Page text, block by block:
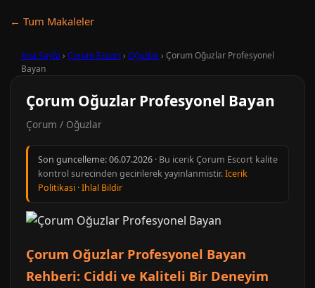
← Tum Makaleler
Ana Sayfa › Çorum Escort› Oğuzlar› Çorum Oğuzlar Profesyonel
Bayan
Çorum Oğuzlar Profesyonel Bayan
Çorum / Oğuzlar
Son guncelleme:06.07.2026 · Bu icerik Çorum Escort kalite
kontrol surecinden gecirilerek yayinlanmistir.Icerik
Politikasi ·Ihlal Bildir
Çorum Oğuzlar Profesyonel Bayan
Rehberi: Ciddi ve Kaliteli Bir Deneyim